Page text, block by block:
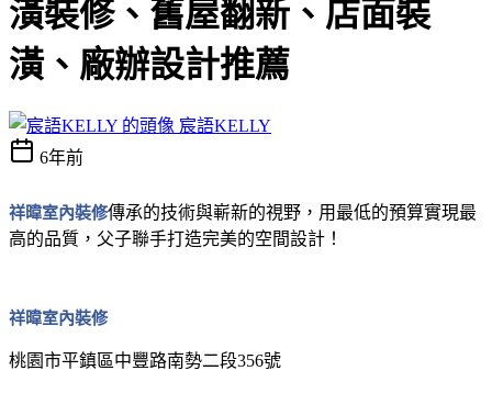
潢裝修、舊屋翻新、店面裝
潢、廠辦設計推薦
宸語KELLY
6年前
祥暐室內裝修傳承的技術與嶄新的視野，用最低的預算實現最
高的品質，父子聯手打造完美的空間設計！
祥暐室內裝修
桃園市平鎮區中豐路南勢二段356號